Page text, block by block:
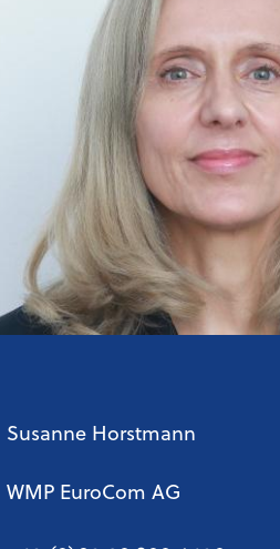
Susanne Horstmann
WMP EuroCom AG